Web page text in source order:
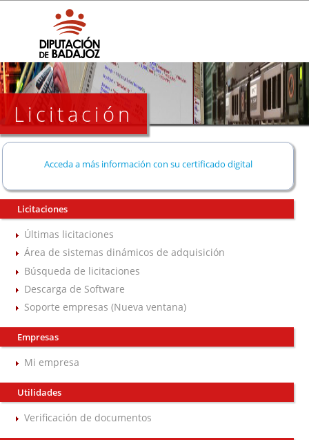
Licitación
Acceda a más información con su certificado digital
Licitaciones
Últimas licitaciones
Área de sistemas dinámicos de adquisición
Búsqueda de licitaciones
Descarga de Software
Soporte empresas (Nueva ventana)
Empresas
Mi empresa
Utilidades
Verificación de documentos